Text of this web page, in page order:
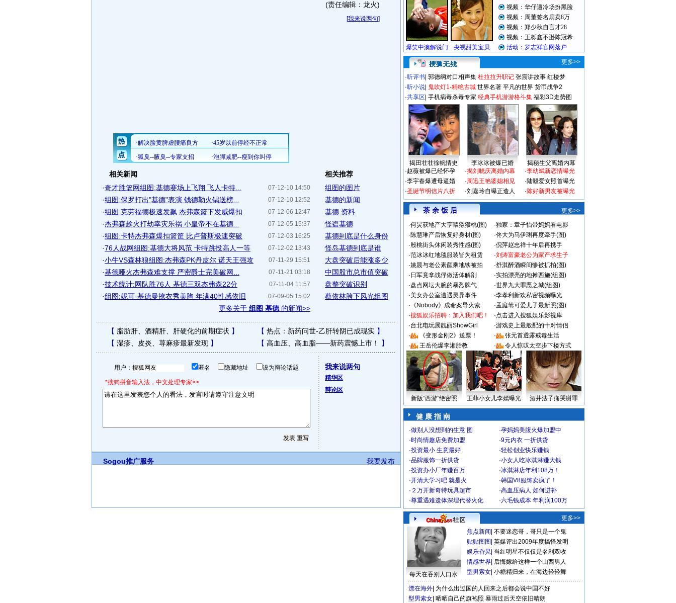
(责任编辑：龙火)
[我来说两句]
相关新闻
07-12-10 14:50
·奇才胜篮网组图:基德赛场上飞翔 飞人卡特...
07-12-10 12:52
·组图:保罗打出"基德"表演 钱德勒火锅送榜...
07-12-06 12:47
·组图:克劳福德极速发飙 杰弗森篮下发威爆扣
07-12-05 15:37
·杰弗森趁火打劫幸灾乐祸 小皇帝不在基德...
07-12-03 16:25
·组图:卡特杰弗森爆扣篮筐 比卢普斯极速突破
07-12-02 13:43
·76人战网组图:基德大将风范 卡特跳投高人一等
07-11-29 15:51
·小牛VS森林狼组图:杰弗森PK丹皮尔 诺天王强攻
07-11-21 03:18
·基德哑火杰弗森难支撑 严密爵士完美破网...
07-11-04 11:57
·技术统计:网队胜76人 基德三双杰弗森22分
07-09-05 15:02
·组图:妮可-基德曼撩衣秀美胸 年满40性感依旧
更多关于 组图 基德 的新闻>>
相关推荐
组图的图片
基德的新闻
基德 资料
怪盗基德
基德到底是什么身份
怪岛基德到底是谁
大盘突破后能涨多少
中国股市总市值突破
盘整突破识别
蔡依林胯下风光组图
【 脂肪肝、酒精肝、肝硬化的前期症状 】 【 热点：新药问世-乙肝转阴已成现实】
【 湿疹、皮炎、荨麻疹最新发现】 【 高血压、高血脂——新药震憾上市！ 】
用户： 匿名 隐藏地址 设为辩论话题
*搜狗拼音输入法，中文处理专家>>
我来说两句
精华区
辩论区
我要发布
Sogou推广服务
更多>>
·听评书 郭德纲对口相声集 杜拉拉升职记 张震讲故事 红楼梦
·听小说 鬼吹灯1-精绝古城 世界名著 平凡的世界 货币战争2
·共享区 手机病毒杀毒专家 经典手机游游格斗集 福彩3D走势图
揭田壮壮徐帆情史 李冰冰被爆已婚
揭秘生父离婚内幕
·赵薇被爆已经怀孕
·李宇春爆遭母逼婚
·圣诞节明信片八折
·揭刘晓庆离婚内幕
·周迅王艳婆媳相见
·刘嘉玲自曝正造人
·李幼斌新恋情曝光
·陆毅爱女照首曝光
·陈好新男友被曝光
茶 余 饭 后
更多>>
·何炅获地产大亨喂猕猴桃(图) ·独家：章子怡带妈妈看电影
·陈慧琳产后恢复好身材(图) ·佟大为马伊琍再度牵手(图)
·殷桃街头休闲装秀性感(图) ·倪萍赵忠祥十年后再携手
·范冰冰红地毯服装皆为租赁 ·刘涛富豪老公为家产求生子
·姚晨与老公素颜乘地铁被拍 ·舒淇醉酒瞬间惨被抓拍(图)
· 日军竟拿战俘做活体解剖 ·实拍漂亮的地摊西施(组图)
·盘点网坛大腕的暴烈脾气 ·世界九大罪恶之城(组图)
·美女办公室遭遇灵异事件 ·李孝利新欢私密视频曝光
· 《Nobody》成命案导火索 ·孟庭苇可爱儿子最新照(图)
·搜狐娱乐招聘：加入我们吧！ ·点击进入搜狐娱乐影视库
·台北电玩展靓丽ShowGirl ·游戏史上最般配的十对情侣
·
《变形金刚2》送票！ ·
张元首透露戒毒生活
·
王岳伦爆李湘胎教 · 令人惊叹太空步下楼方式
新版“西游”绝密照 王菲小女儿李嫣曝光 酒井法子痛哭谢罪
健 康 指 南
·做别人没想到的生意 图 ·孕妈妈美腹火爆加盟中
·时尚情趣店免费加盟 ·9元内衣 一折供货
·投资最小 生意最好 ·轻松创业快乐赚钱
·品牌服饰一折供货 ·小女人吃冰淇淋赚大钱
·投资办小厂年赚百万 ·冰淇淋店年利108万！
·开清大学习吧 就是火 ·韩国V8服饰卖疯了！
· ２万开新奇特玩具超市 ·高血压病人 如何进补
·尊重遇难遗体深埋代替火化 ·六毛钱成本 年利润100万
更多>>
每天在吞别人口水
焦点新闻 不要迷恋哥，哥只是一个鬼
贴贴图图 英媒评出2009年度搞怪发明
娱乐旮旯 当红明星不仅仅是名利双收
情感世界 后悔嫁给这样一个山西男人
型男索女 小糖精归来，在海边轻轻舞
漂在海外 为什么出过国的人回来之后都会说中国不好
型男索女 晒晒自己的旗袍照 暴雨过后天空依旧晴朗